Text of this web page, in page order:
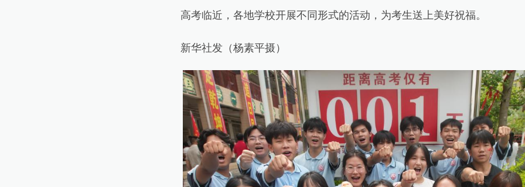
高考临近，各地学校开展不同形式的活动，为考生送上美好祝福。
新华社发（杨素平摄）